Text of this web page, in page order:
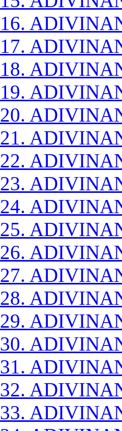
16.
17.
18.
19.
20.
21.
22.
23.
24.
25.
26.
27.
28.
29.
30.
31.
32.
33.